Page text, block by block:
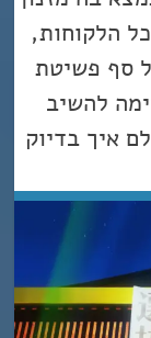
הלקוחות,
סף פשיטת
להשיב
איך בדיוק